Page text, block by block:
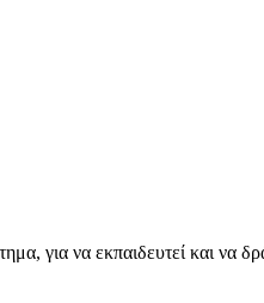
για να εκπαιδευτεί και να